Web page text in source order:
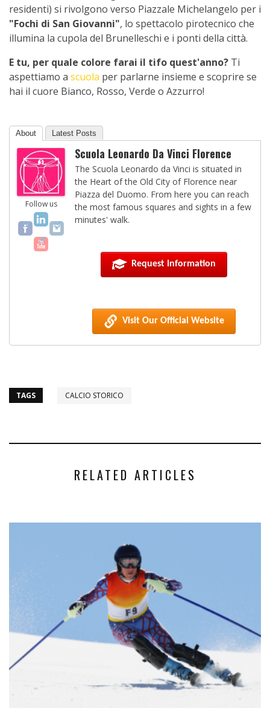
residenti) si rivolgono verso Piazzale Michelangelo per i
"Fochi di San Giovanni", lo spettacolo pirotecnico che
illumina la cupola del Brunelleschi e i ponti della città.
E tu, per quale colore farai il tifo quest'anno? Ti
aspettiamo a scuola per parlarne insieme e scoprire se
hai il cuore Bianco, Rosso, Verde o Azzurro!
About Latest Posts
Follow us
Scuola Leonardo Da Vinci Florence
The Scuola Leonardo da Vinci is situated in
the Heart of the Old City of Florence near
Piazza del Duomo. From here you can reach
the most famous squares and sights in a few
minutes' walk.
Request Information
Visit Our Official Website
TAGS CALCIO STORICO
RELATED ARTICLES